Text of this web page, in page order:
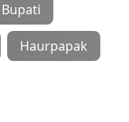
Bupati
Haurpapak